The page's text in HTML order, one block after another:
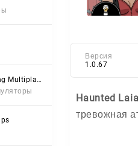
Читы на Car Parking Multiplayer 2 (Все открыто, Мод-Меню)
Версия
1.0.67
Haunted Laia
тревожная